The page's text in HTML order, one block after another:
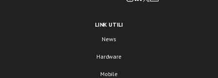
LINK UTILI
News
Hardware
Mobile